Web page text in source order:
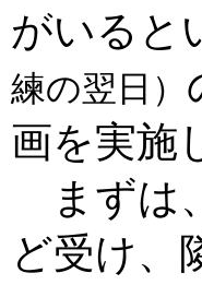
がいると
練の翌日）
画を実施
まずは
ど受け、